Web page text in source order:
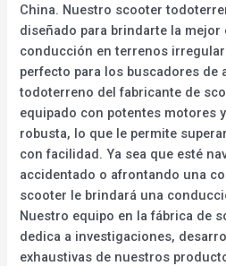
China. Nuestro scooter
diseñado para brindarte la mejor
conducción en terrenos
perfecto para los buscadores de
todoterreno del fabricante de
equipado con potentes motores
robusta, lo que le permite
con facilidad. Ya sea que esté
accidentado o afrontando una
scooter le brindará una
Nuestro equipo en la fábrica de
dedica a investigaciones,
exhaustivas de nuestros